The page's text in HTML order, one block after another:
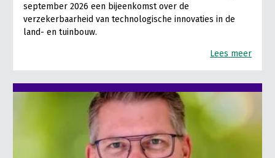
september 2026 een bijeenkomst over de
verzekerbaarheid van technologische innovaties in de
land- en tuinbouw.
Lees meer